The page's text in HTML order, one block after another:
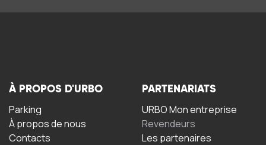
À PROPOS D'URBO
Parking
À propos de nous
Contacts
PARTENARIATS
URBO Mon entreprise
Revendeurs
Les partenaires